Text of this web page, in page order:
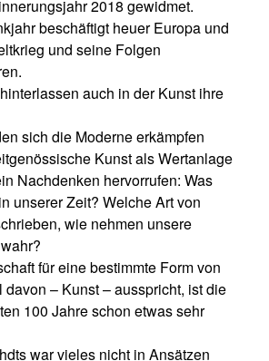
2018 gewidmet.
beschäftigt heuer Europa und
und seine Folgen
auch in der Kunst ihre
sich die Moderne erkämpfen
Kunst als Wertanlage
Nachdenken hervorrufen: Was
unserer Zeit? Welche Art von
wie nehmen unsere
für eine bestimmte Form von
davon – Kunst – ausspricht, ist die
100 Jahre schon etwas sehr
war vieles nicht in Ansätzen